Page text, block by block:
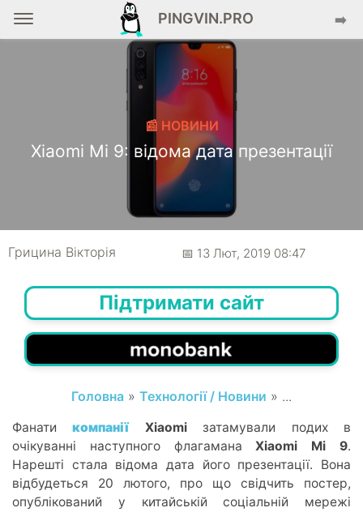
PINGVIN.PRO ➡️
📰 НОВИНИ
Xiaomi Mi 9: відома дата презентації
Грицина Вікторія 📅 13 Лют, 2019 08:47
Підтримати сайт
Головна » Технології / Новини » ...
Фанатикомпанії Xiaomiзатамували подих в
очікуванні наступного флагаманаXiaomi Mi 9.
Нарешті стала відома дата його презентації. Вона
відбудеться 20 лютого, про що свідчить постер,
опублікований у китайській соціальній мережі